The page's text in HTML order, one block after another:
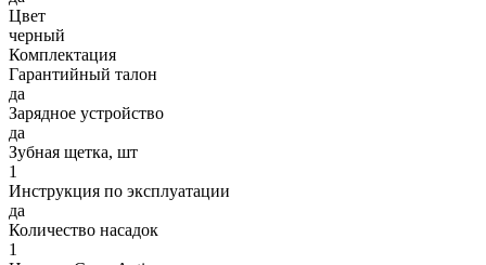
Цвет
черный
Комплектация
Гарантийный талон
да
Зарядное устройство
да
Зубная щетка, шт
1
Инструкция по эксплуатации
да
Количество насадок
1